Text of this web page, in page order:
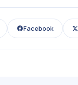
Facebook